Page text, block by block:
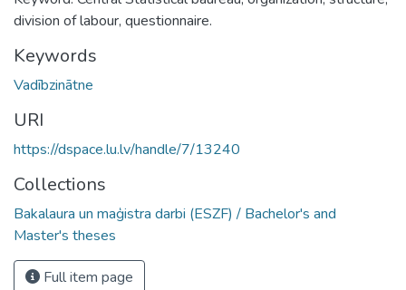
division of labour, questionnaire.
Keywords
Vadībzinātne
URI
https://dspace.lu.lv/handle/7/13240
Collections
Bakalaura un maģistra darbi (ESZF) / Bachelor's and
Master's theses
Full item page